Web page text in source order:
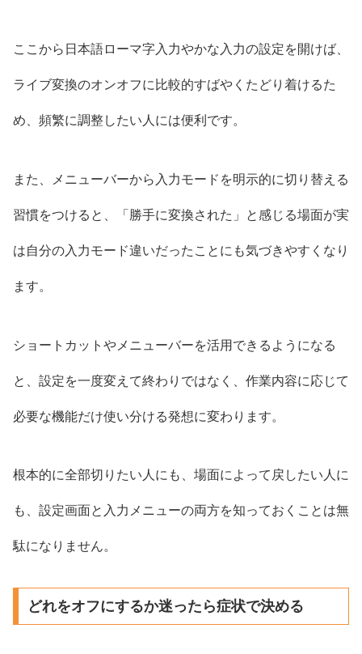
ここから日本語ローマ字入力やかな入力の設定を開けば、
ライブ変換のオンオフに比較的すばやくたどり着けるた
め、頻繁に調整したい人には便利です。
また、メニューバーから入力モードを明示的に切り替える
習慣をつけると、「勝手に変換された」と感じる場面が実
は自分の入力モード違いだったことにも気づきやすくなり
ます。
ショートカットやメニューバーを活用できるようになる
と、設定を一度変えて終わりではなく、作業内容に応じて
必要な機能だけ使い分ける発想に変わります。
根本的に全部切りたい人にも、場面によって戻したい人に
も、設定画面と入力メニューの両方を知っておくことは無
駄になりません。
どれをオフにするか迷ったら症状で決める